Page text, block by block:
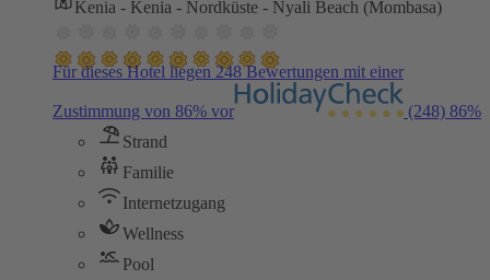
Kenia - Kenia - Nordküste - Nyali Beach (Mombasa)
Für dieses Hotel liegen 248 Bewertungen mit einer
Zustimmung von 86% vor (248) 86%
Strand
Familie
Internetzugang
Wellness
Pool